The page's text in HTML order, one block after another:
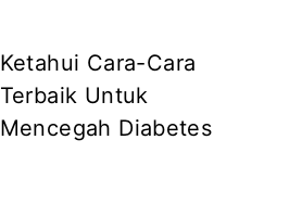
Ketahui Cara-Cara
Terbaik Untuk
Mencegah Diabetes